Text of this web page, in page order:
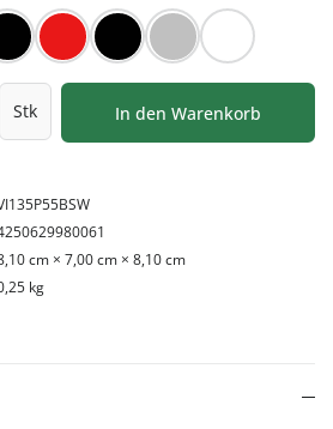
Orbit™ schwarzRot/Weiß kariert
Schwarz Silber Weiß
Gib den gewünschten
Stk In den Warenkorb
cm × 7,00 cm × 8,10 cm
kg